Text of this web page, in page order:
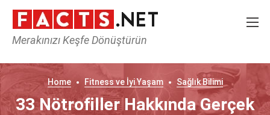
Merakınızı Keşfe Dönüştürün
Home Fitness ve İyi Yaşam Sağlık Bilimi
33 Nötrofiller Hakkında Gerçek